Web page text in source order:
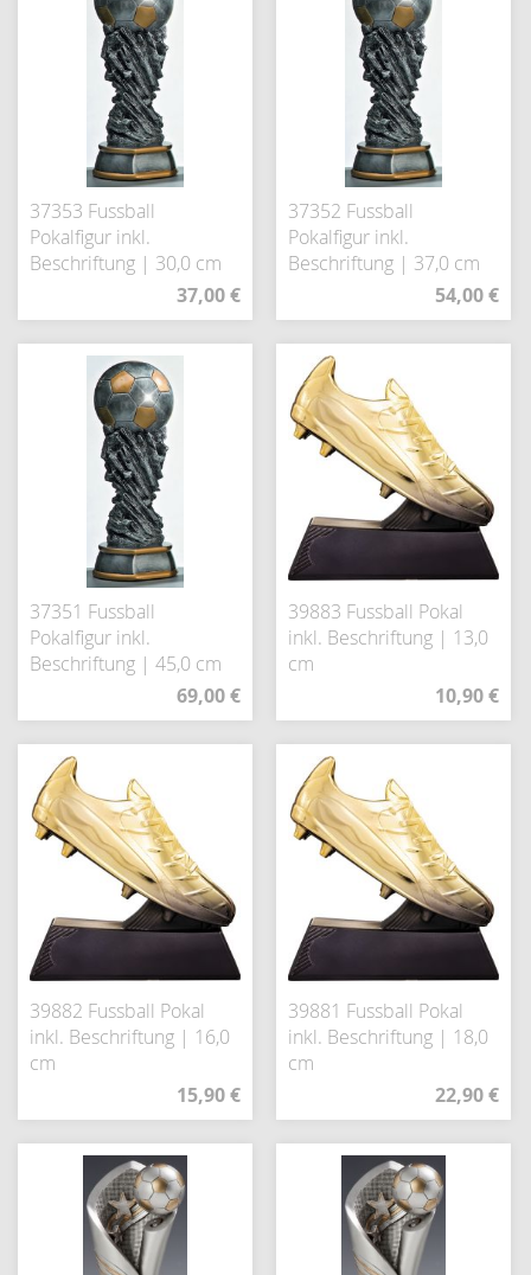
37353 Fussball
Pokalfigur inkl.
Beschriftung | 30,0 cm
37,00 €
37352 Fussball
Pokalfigur inkl.
Beschriftung | 37,0 cm
54,00 €
37351 Fussball
Pokalfigur inkl.
Beschriftung | 45,0 cm
69,00 €
39883 Fussball Pokal
inkl. Beschriftung | 13,0
cm
10,90 €
39882 Fussball Pokal
inkl. Beschriftung | 16,0
cm
15,90 €
39881 Fussball Pokal
inkl. Beschriftung | 18,0
cm
22,90 €